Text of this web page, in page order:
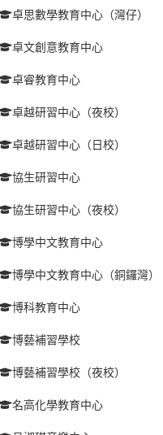
卓思數學教育中心（灣仔）
卓文創意教育中心
卓睿教育中心
卓越研習中心（夜校）
卓越研習中心（日校）
協生研習中心
協生研習中心（夜校）
博學中文教育中心
博學中文教育中心（銅鑼灣）
博科教育中心
博藝補習學校
博藝補習學校（夜校）
名高化學教育中心